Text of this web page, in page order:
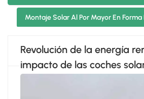
español
Revolución de la energía
impacto de las coches